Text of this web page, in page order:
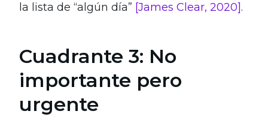
la lista de “algún día” [James Clear, 2020].
Cuadrante 3: No
importante pero
urgente